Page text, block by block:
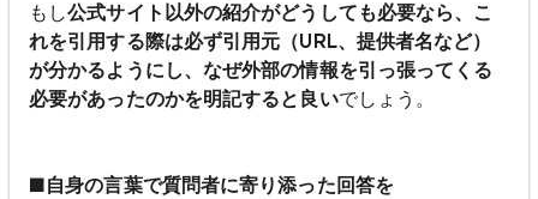
もし公式サイト以外の紹介がどうしても必要なら、こ
れを引用する際は必ず引用元（URL、提供者名など）
が分かるようにし、なぜ外部の情報を引っ張ってくる
必要があったのかを明記すると良いでしょう。
■自身の言葉で質問者に寄り添った回答を